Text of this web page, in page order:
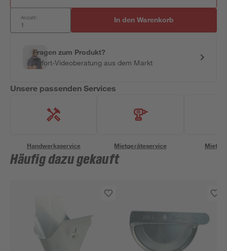
Anzahl: In den Warenkorb
Fragen zum Produkt?
Sofort-Videoberatung aus dem Markt
Unsere passenden Services
Handwerksservice Mietgeräteservice
Häufig dazu gekauft